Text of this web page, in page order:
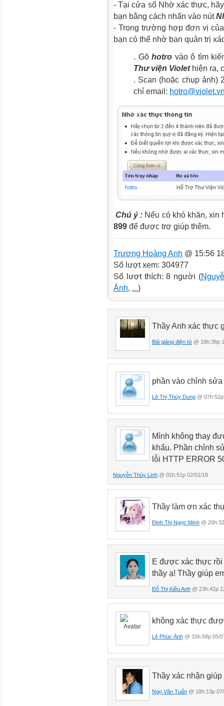
- Tại cửa sổ Nhờ xác thực,
bạn bằng cách nhấn vào nút
- Trong trường hợp đơn vị
bạn có thể nhờ ban quản trị
. Gõhotro vào ô tìm
Thư viện Violethiện ra,
. Scan (hoặc chụp ảnh)
chỉ email:
Chú ý : Nếu có khó khăn, xin
899 để được trợ giúp thêm.
Trương Hoàng Anh @ 15:56
Số lượt xem: 304977
Số lượt thích: 8 người (
Ánh, ...)
Thầy Anh xác thực
Bài giảng điện tử @ 19h:36p
phần vào chỉnh
Lê Thị Thùy Dung @
Mình không thay
khẩu. Phần chỉnh
lỗi HTTP ERROR
Nguyễn Thùy Linh @ 02h:51p 02/01/18
Thầy làm ơn xác
Đinh Thị Ngọc Minh @
E được xác thực
thầy ạ! Thầy giúp
Đỗ Thị Kiều Anh @ 23h:42p
không xác thực
Lê Phúc Ánh @ 15h:58p 05/
Thầy xác nhận
Ngọ Văn Tuấn @ 18h:13p